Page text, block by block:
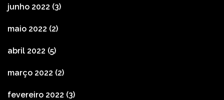
junho 2022 (3)
maio 2022 (2)
abril 2022 (5)
março 2022 (2)
fevereiro 2022 (3)